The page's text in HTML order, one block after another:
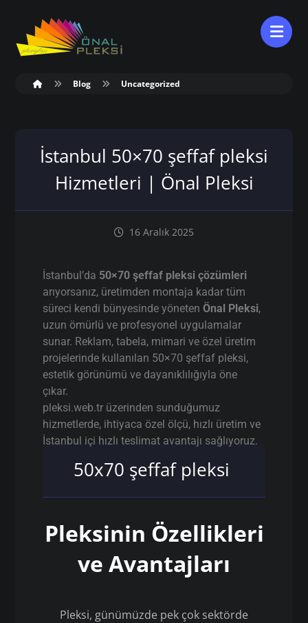
Blog Uncategorized
İstanbul 50×70 şeffaf pleksi
Hizmetleri | Önal Pleksi
16 Aralık 2025
İstanbul’da 50×70 şeffaf pleksi çözümleri
arıyorsanız, üretimden montaja kadar tüm
süreci kendi bünyesinde yönetenÖnal Pleksi,
uzun ömürlü ve profesyonel uygulamalar
sunar. Reklam, tabela, mimari ve özel üretim
projelerinde kullanılan 50×70 şeffaf pleksi,
estetik görünümü ve dayanıklılığıyla öne
çıkar.
pleksi.web.tr üzerinden sunduğumuz
hizmetlerde, ihtiyaca özel ölçü, hızlı üretim ve
İstanbul içi hızlı teslimat avantajı sağlıyoruz.
50x70 şeffaf pleksi
Pleksinin Özellikleri
ve Avantajları
Pleksi, günümüzde pek çok sektörde